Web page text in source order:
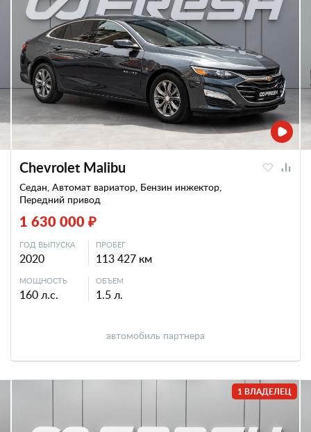
Chevrolet Malibu
Седан, Автомат вариатор, Бензин инжектор,
Передний привод
1 630 000 ₽
ГОД ВЫПУСКА
2020
ПРОБЕГ
113 427 км
МОЩНОСТЬ
160 л.с.
ОБЪЕМ
1.5 л.
автомобиль партнера
1 ВЛАДЕЛЕЦ